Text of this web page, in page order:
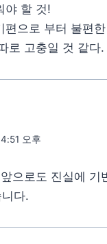
야 할 것!
편으로 부터 불편
로 고충일 것 같다.
오후
으로도 진실에 기
다.